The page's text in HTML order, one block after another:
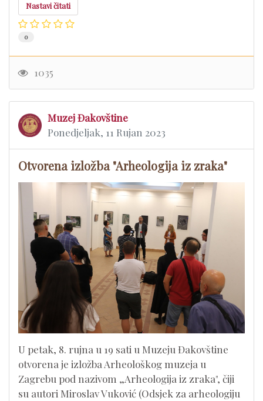
Nastavi čitati
0
1035
Muzej Đakovštine
Ponedjeljak, 11 Rujan 2023
Otvorena izložba "Arheologija iz zraka"
U petak, 8. rujna u 19 sati u Muzeju Đakovštine
otvorena je izložba Arheološkog muzeja u
Zagrebu pod nazivom „Arheologija iz zraka", čiji
su autori Miroslav Vuković (Odsjek za arheologiju